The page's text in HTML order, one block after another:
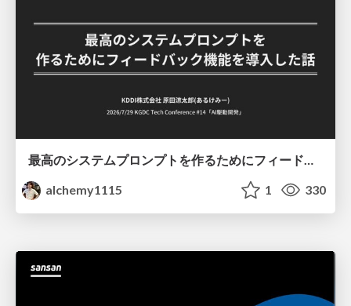
最高のシステムプロンプトを作るためにフィードバック機能を導入した話
alchemy1115
1 330